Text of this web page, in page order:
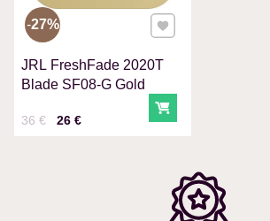
Odoslať
JRL FreshFade 2020T
Blade SF08-G Gold
Cena s DPH
26 €
Pred zľavou:
36 € Do košíka
27% Pridať k Obľúbeným